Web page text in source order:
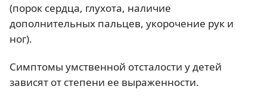
(порок сердца, глухота, наличие
дополнительных пальцев, укорочение рук и
ног).
Симптомы умственной отсталости у детей
зависят от степени ее выраженности.